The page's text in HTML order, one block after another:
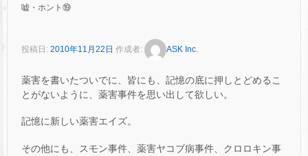
嘘・ホント⑲
投稿日: 2010年11月22日 作成者: ASK Inc.
薬害を書いたついでに、皆にも、記憶の底に押しとどめるこ
とがないように、薬害事件を思い出して欲しい。
記憶に新しい薬害エイズ。
その他にも、スモン事件、薬害ヤコブ病事件、クロロキン事